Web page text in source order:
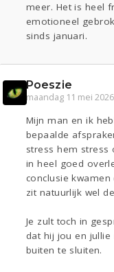
meer. Het is heel
emotioneel
sinds januari.
Poeszie
maandag 11 mei
Mijn man en ik
bepaalde
stress hem stress
in heel goed
conclusie
zit natuurlijk wel
Je zult toch in
dat hij jou en
buiten te sluiten.